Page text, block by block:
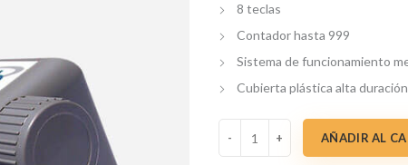
8 teclas
Contador hasta 999
Sistema de funcionamiento
Cubierta plástica alta duración
Contador mecanido RBC-01
AÑADIR AL